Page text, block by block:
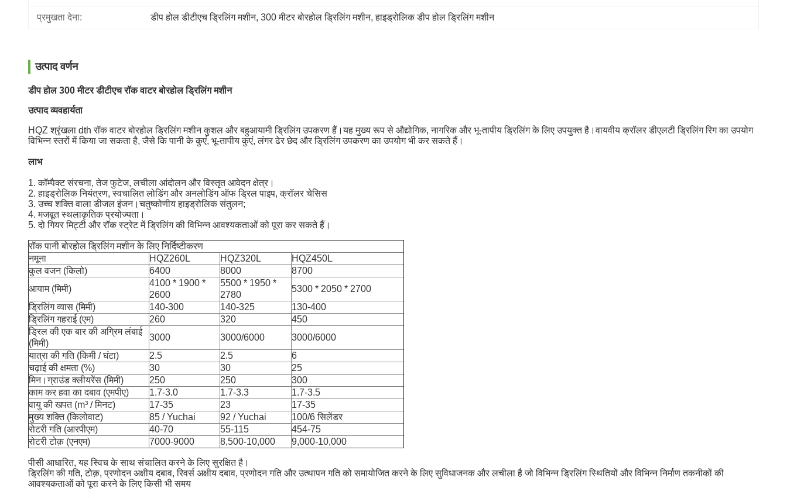
प्रमुखता देना: डीप होल डीटीएच ड्रिलिंग मशीन, 300 मीटर बोरहोल ड्रिलिंग मशीन, हाइड्रोलिक डीप होल ड्रिलिंग मशीन
उत्पाद वर्णन
डीप होल 300 मीटर डीटीएच रॉक वाटर बोरहोल ड्रिलिंग मशीन
उत्पाद व्यवहार्यता
HQZ श्रृंखला dth रॉक वाटर बोरहोल ड्रिलिंग मशीन कुशल और बहुआयामी ड्रिलिंग उपकरण हैं।यह मुख्य रूप से औद्योगिक, नागरिक और भू-तापीय ड्रिलिंग के लिए उपयुक्त है।वायवीय क्रॉलर डीएलटी ड्रिलिंग रिग का उपयोग
विभिन्न स्तरों में किया जा सकता है, जैसे कि पानी के कुएं, भू-तापीय कुएं, लंगर ढेर छेद और ड्रिलिंग उपकरण का उपयोग भी कर सकते हैं।
लाभ
1. कॉम्पैक्ट संरचना, तेज फुटेज, लचीला आंदोलन और विस्तृत आवेदन क्षेत्र।
2. हाइड्रोलिक नियंत्रण, स्वचालित लोडिंग और अनलोडिंग ऑफ ड्रिल पाइप, क्रॉलर चेसिस
3. उच्च शक्ति वाला डीजल इंजन।चतुष्कोणीय हाइड्रोलिक संतुलन;
4. मजबूत स्थलाकृतिक प्रयोज्यता।
5. दो गियर मिट्टी और रॉक स्ट्रेट में ड्रिलिंग की विभिन्न आवश्यकताओं को पूरा कर सकते हैं।
रॉक पानी बोरहोल ड्रिलिंग मशीन के लिए निर्दिष्टीकरण
नमूना
HQZ260L HQZ320L
HQZ450L
कुल वजन (किलो)
6400 8000
8700
आयाम (मिमी)
4100 * 1900 *
2600
5500 * 1950 *
2780
5300 * 2050 * 2700
ड्रिलिंग व्यास (मिमी)
140-300 140-325
130-400
ड्रिलिंग गहराई (एम)
260 320
450
ड्रिल की एक बार की अग्रिम लंबाई
(मिमी)
3000 3000/6000
3000/6000
यात्रा की गति (किमी / घंटा)
2.5 2.5
6
चढ़ाई की क्षमता (%)
30 30
25
मिन।ग्राउंड क्लीयरेंस (मिमी)
250 250
300
काम कर हवा का दबाव (एमपीए)
1.7-3.0 1.7-3.3
1.7-3.5
वायु की खपत (m³ / मिनट)
17-35 23
17-35
मुख्य शक्ति (किलोवाट)
85 / Yuchai 92 / Yuchai
100/6 सिलेंडर
रोटरी गति (आरपीएम)
40-70 55-115
454-75
रोटरी टोक़ (एनएम)
7000-9000 8,500-10,000 9,000-10,000
पीसी आधारित, यह स्विच के साथ संचालित करने के लिए सुरक्षित है।
ड्रिलिंग की गति, टोक़, प्रणोदन अक्षीय दबाव, रिवर्स अक्षीय दबाव, प्रणोदन गति और उत्थापन गति को समायोजित करने के लिए सुविधाजनक और लचीला है जो विभिन्न ड्रिलिंग स्थितियों और विभिन्न निर्माण तकनीकों की
आवश्यकताओं को पूरा करने के लिए किसी भी समय